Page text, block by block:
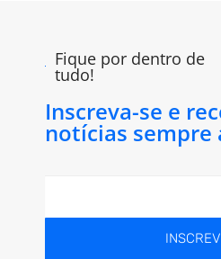
Fique por dentro de
tudo!
Inscreva-se e
notícias sempre